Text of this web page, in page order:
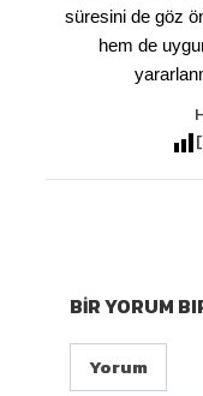
süresini de göz
hem de
BIR YORUM
Yorum